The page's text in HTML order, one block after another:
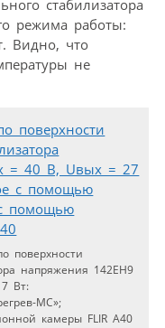
стабилизатора
режима работы:
Видно, что
не
поверхности
напряжения 142ЕН9
Вт:
МС»;
камеры FLIR A40